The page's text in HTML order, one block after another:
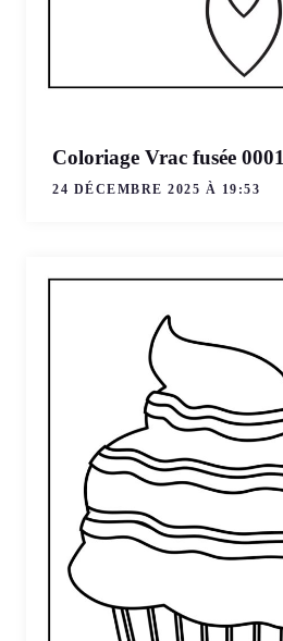
Coloriage Vrac fusée 0001
24 DÉCEMBRE 2025 À 19:53